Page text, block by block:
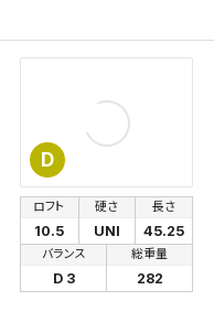
D
ロフト
10.5
硬さ
UNI
長さ
45.25
バランス
D 3
総重量
282